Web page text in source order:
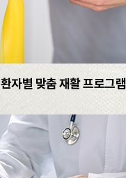
환자별 맞춤 재활 프로그램